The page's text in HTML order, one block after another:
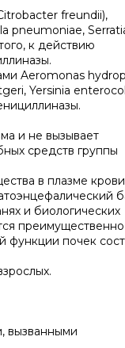
freundii),
pneumoniae,
к действию
Aeromonas
Yersinia
и не вызывает
средств группы
в плазме крови
и биологических
функции почек
вызванными